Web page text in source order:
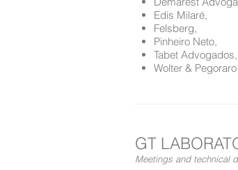
Edis Milaré,
Felsberg,
Pinheiro Neto,
Tabet Advogados,
Wolter &
GT
Meetings and technical